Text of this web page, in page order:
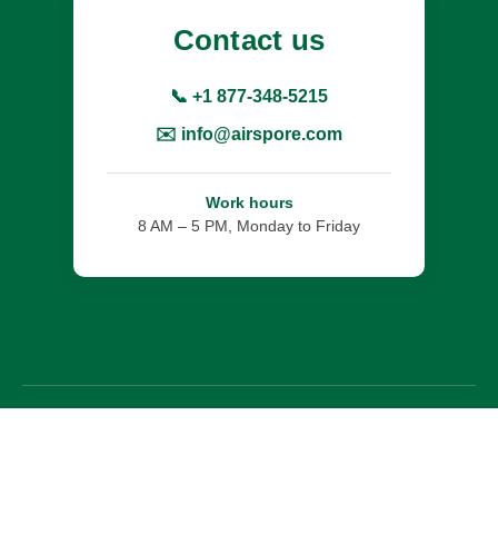
Contact us
📞 +1 877-348-5215
✉️ info@airspore.com
Work hours
8 AM – 5 PM, Monday to Friday